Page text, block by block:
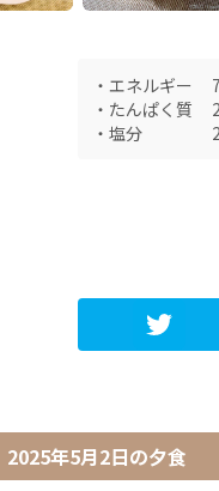
・ エネルギー
・ たんぱく質
・ 塩分
2025年5月2日の夕食